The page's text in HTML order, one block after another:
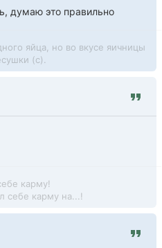
думаю это правильно
яйца, но во вкусе яичницы
(с).
карму!
себе карму на...!